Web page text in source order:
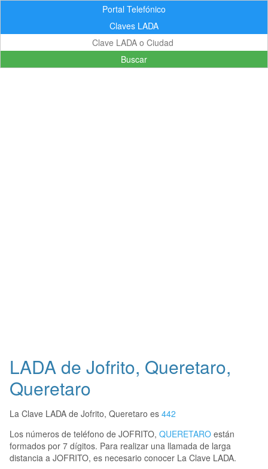
Portal Telefónico
Claves LADA
Buscar
LADA de Jofrito, Queretaro,
Queretaro
La Clave LADA de Jofrito, Queretaro es 442
Los números de teléfono de JOFRITO, QUERETARO están
formados por 7 dígitos. Para realizar una llamada de larga
distancia a JOFRITO, es necesario conocer La Clave LADA.